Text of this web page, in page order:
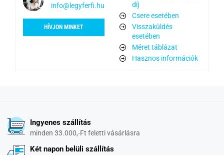
info@legyferfi.hu
HÍVJON MINKET
díj
Csere esetében
Visszaküldés
esetében
Méret táblázat
Hasznos információk
Ingyenes szállítás
minden 33.000,-Ft feletti vásárlásra
Két napon belüli szállítás